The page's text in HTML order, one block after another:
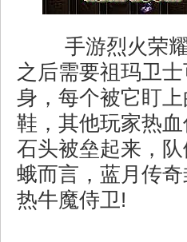
手游烈火荣
之后需要祖玛卫
身，每个被它盯
鞋，其他玩家热
石头被垒起来，
蛾而言，蓝月传
热牛魔侍卫!